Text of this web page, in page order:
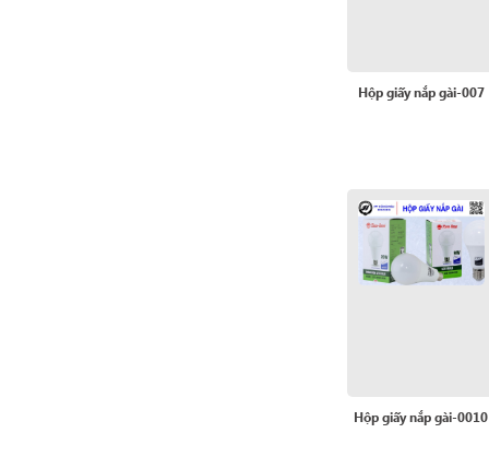
Hộp giấy nắp gài-007
Hộp giấy nắp gài-0010